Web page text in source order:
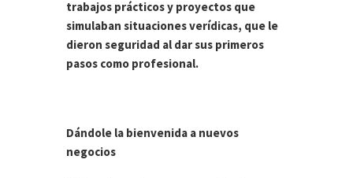
trabajos prácticos y proyectos que
simulaban situaciones verídicas, que le
dieron seguridad al dar sus primeros
pasos como profesional.
Dándole la bienvenida a nuevos
negocios